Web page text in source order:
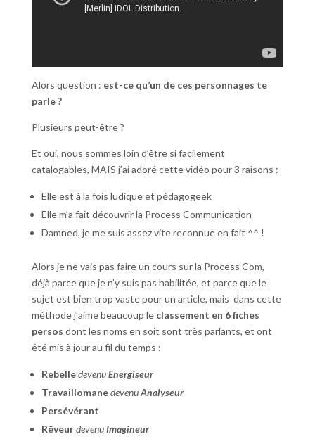
Alors question : est-ce qu’un de ces personnages te
parle ?
Plusieurs peut-être ?
Et oui, nous sommes loin d’être si facilement
catalogables, MAIS j’ai adoré cette vidéo pour 3 raisons :
Elle est à la fois ludique et pédagogeek
Elle m’a fait découvrir la Process Communication
Damned, je me suis assez vite reconnue en fait ^^ !
Alors je ne vais pas faire un cours sur la Process Com,
déjà parce que je n’y suis pas habilitée, et parce que le
sujet est bien trop vaste pour un article, mais dans cette
méthode j’aime beaucoup leclassement en 6 fiches
persos dont les noms en soit sont très parlants, et ont
été mis à jour au fil du temps :
RebelledevenuEnergiseur
TravaillomanedevenuAnalyseur
Persévérant
Rêveurdevenu Imagineur